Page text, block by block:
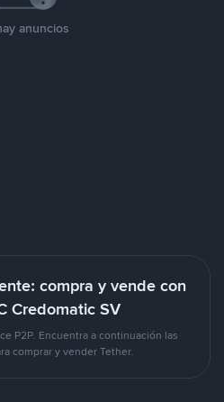
anuncios
compra y vende con
Credomatic SV
P2P. Encuentra a continuación las
comprar y vender Tether.